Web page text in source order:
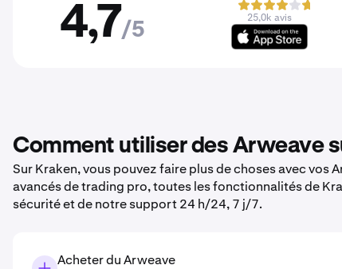
4,7/5
25,0k avis
Comment utiliser des Arweave
Sur Kraken, vous pouvez faire plus de choses avec vos
avancés de trading pro, toutes les fonctionnalités de
sécurité et de notre support 24 h/24, 7 j/7.
Acheter du Arweave